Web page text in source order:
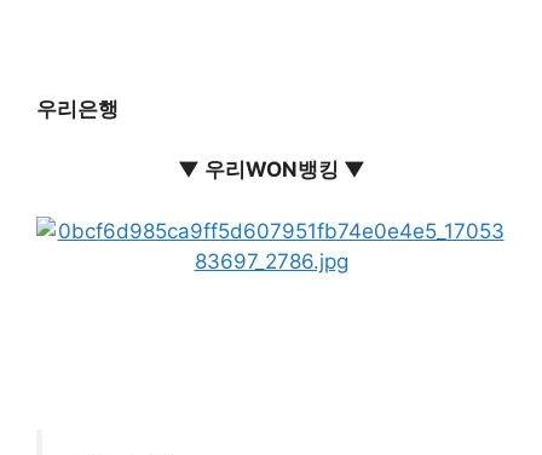
우리은행
▼ 우리WON뱅킹 ▼